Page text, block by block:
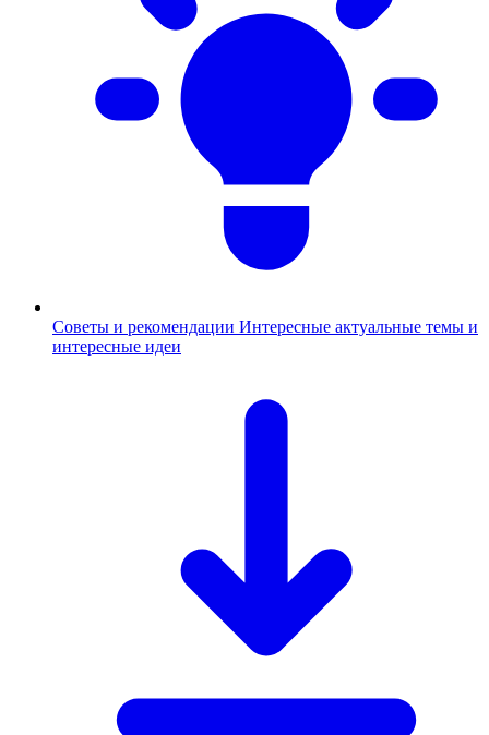
Советы и рекомендации Интересные актуальные темы и
интересные идеи